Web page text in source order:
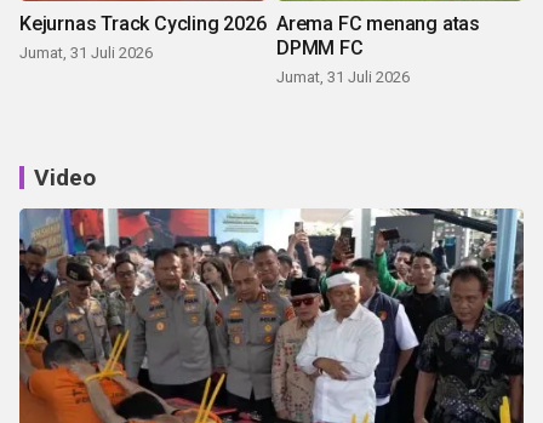
Kejurnas Track Cycling 2026
Jumat, 31 Juli 2026
Arema FC menang atas
DPMM FC
Jumat, 31 Juli 2026
Video